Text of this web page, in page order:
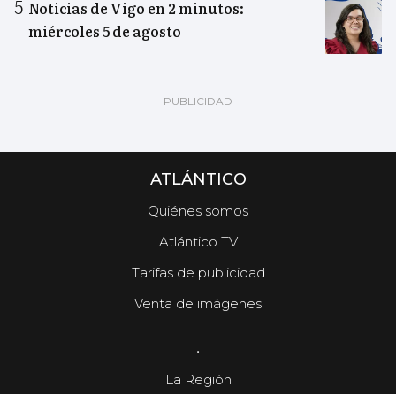
Noticias de Vigo en 2 minutos:
miércoles 5 de agosto
ATLÁNTICO
Quiénes somos
Atlántico TV
Tarifas de publicidad
Venta de imágenes
.
La Región